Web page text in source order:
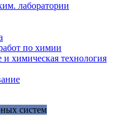
лаборатории
по химии
химическая технология
систем